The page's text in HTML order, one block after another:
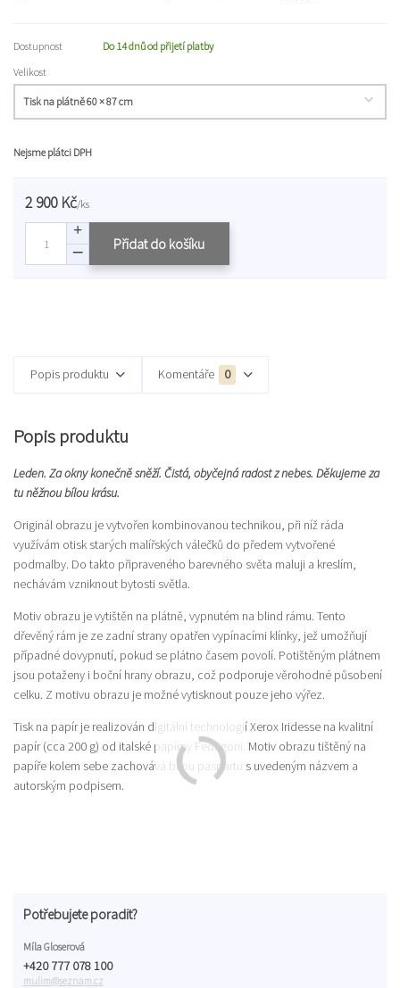
Dostupnost
Do 14 dnů od přijetí platby
Velikost
Nejsme plátci DPH
2 900 Kč/ks
Přidat do košíku
Popis produktu Komentáře 0
Popis produktu
Leden. Za okny konečně sněží. Čistá, obyčejná radost z nebes. Děkujeme za
tu něžnou bílou krásu.
Originál obrazu je vytvořen kombinovanou technikou, při níž ráda
využívám otisk starých malířských válečků do předem vytvořené
podmalby. Do takto připraveného barevného světa maluji a kreslím,
nechávám vzniknout bytosti světla.
Motiv obrazu je vytištěn na plátně, vypnutém na blind rámu. Tento
dřevěný rám je ze zadní strany opatřen vypínacími klínky, jež umožňují
případné dovypnutí, pokud se plátno časem povolí. Potištěným plátnem
jsou potaženy i boční hrany obrazu, což podporuje věrohodné působení
celku. Z motivu obrazu je možné vytisknout pouze jeho výřez.
Tisk na papír je realizován digitální technologií Xerox Iridesse na kvalitní
papír (cca 200 g) od italské papírny Fedrigoni. Motiv obrazu tištěný na
papíře kolem sebe zachovává bílou paspartu s uvedeným názvem a
autorským podpisem.
Potřebujete poradit?
Míla Gloserová
+420 777 078 100
mulim@seznam.cz